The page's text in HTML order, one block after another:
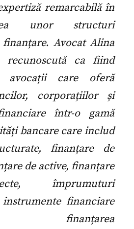
remarcabilă în
unor structuri
Avocat Alina
recunoscută ca fiind
avocații care oferă
corporațiilor și
într-o gamă
bancare care includ
finanțare de
de active, finanțare
împrumuturi
instrumente financiare
finanțarea